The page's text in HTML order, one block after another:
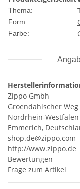
Thema:
Form:
Farbe:
Zippo Gmbh
Groendahlscher Weg
Nordrhein-Westfalen
Emmerich,
shop.de@zippo.com
http://www.zippo.de
Bewertungen
Frage zum Artikel